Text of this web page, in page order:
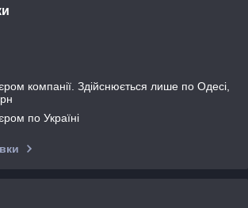
компанії. Здійснюється лише по Одесі,
по Україні